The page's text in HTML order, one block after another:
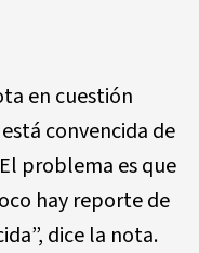
en cuestión
convencida de
problema es que
hay reporte de
dice la nota.